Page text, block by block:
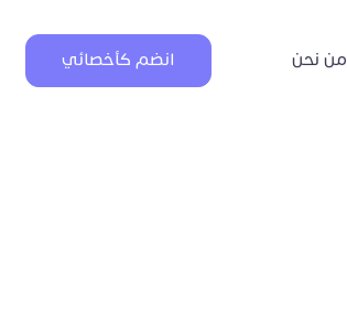
من نحن انضم كأخصائي